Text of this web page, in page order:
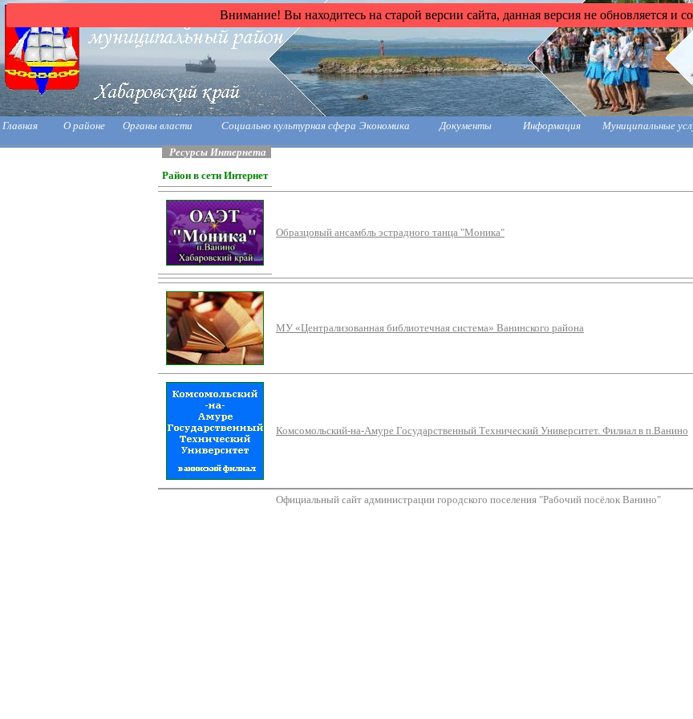
Внимание! Вы находитесь на старой версии сайта, данная версия не обновляется и
Главная О районе Органы власти Социально культурная сфера Экономика Документы Информация Муниципальные
Ресурсы Интернета
Район в сети Интернет
Образцовый ансамбль эстрадного танца "Моника"
МУ «Централизованная библиотечная система» Ванинского района
Комсомольский-на-Амуре Государственный Технический Университет. Филиал в п.Ванино
Официальный сайт администрации городского поселения "Рабочий посёлок Ванино"